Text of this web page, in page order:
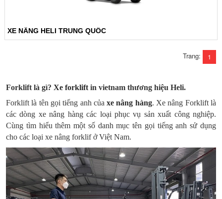
XE NÂNG HELI TRUNG QUỐC
Trang: 1
Forklift là gì? Xe forklift in vietnam thương hiệu Heli.
Forklift là tên gọi tiếng anh củaxe nâng hàng. Xe nâng Forklift là
các dòng xe nâng hàng các loại phục vụ sản xuất công nghiệp.
Cùng tìm hiểu thêm một số danh mục tên gọi tiếng anh sử dụng
cho các loại xe nâng forklif ở Việt Nam.